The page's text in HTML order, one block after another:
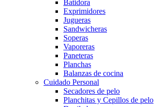
Batidora
Exprimidores
Jugueras
Sandwicheras
Soperas
Vaporeras
Paneteras
Planchas
Balanzas de cocina
Cuidado Personal
Secadores de pelo
Planchitas y Cepillos de pelo